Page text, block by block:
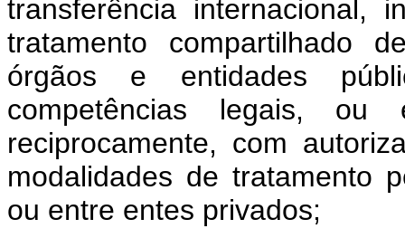
transferência internacional,
tratamento compartilhado
órgãos e entidades
competências legais,
reciprocamente, com
modalidades de tratamento
ou entre entes privados;